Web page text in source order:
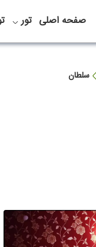
صفحه اصلی تور
سلطان